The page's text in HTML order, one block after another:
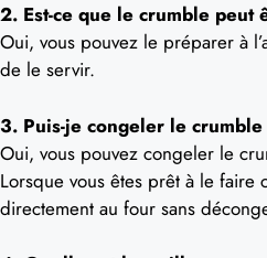
2. Est-ce que le crumble peut
Oui, vous pouvez le préparer à
de le servir.
3. Puis-je congeler le
Oui, vous pouvez congeler le
Lorsque vous êtes prêt à le
directement au four sans